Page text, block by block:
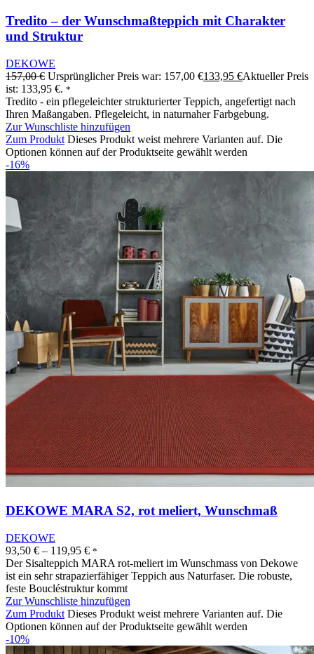
Tredito – der Wunschmaßteppich mit Charakter
und Struktur
DEKOWE
157,00€ Ursprünglicher Preis war: 157,00 €133,95 €Aktueller Preis
ist: 133,95 €. *
Tredito - ein pflegeleichter strukturierter Teppich, angefertigt nach
Ihren Maßangaben. Pflegeleicht, in naturnaher Farbgebung.
Zur Wunschliste hinzufügen
Zum Produkt Dieses Produkt weist mehrere Varianten auf. Die
Optionen können auf der Produktseite gewählt werden
-16%
DEKOWE MARA S2, rot meliert, Wunschmaß
DEKOWE
93,50 € – 119,95 € *
Der Sisalteppich MARA rot-meliert im Wunschmass von Dekowe
ist ein sehr strapazierfähiger Teppich aus Naturfaser. Die robuste,
feste Boucléstruktur kommt
Zur Wunschliste hinzufügen
Zum Produkt Dieses Produkt weist mehrere Varianten auf. Die
Optionen können auf der Produktseite gewählt werden
-10%